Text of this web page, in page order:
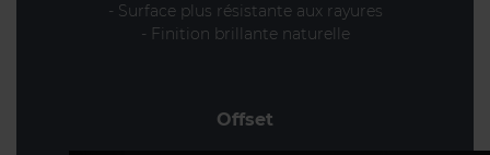
- Surface plus résistante aux rayures
- Finition brillante naturelle
Offset